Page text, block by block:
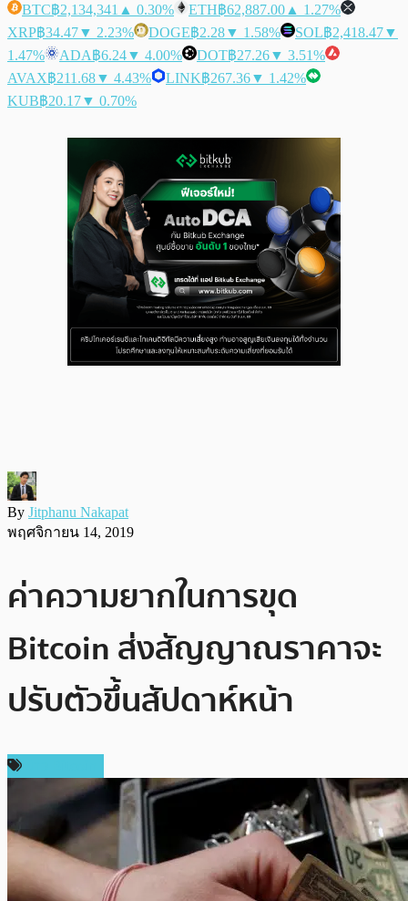
BTC฿2,134,341 ▲ 0.30% ETH฿62,887.00 ▲ 1.27%
XRP฿34.47▼ 2.23% DOGE฿2.28▼ 1.58% SOL฿2,418.47▼
1.47%
ADA฿6.24▼ 4.00% DOT฿27.26▼ 3.51%
AVAX฿211.68▼ 4.43% LINK฿267.36▼ 1.42%
KUB฿20.17▼ 0.70%
By Jitphanu Nakapat
พฤศจิกายน 14, 2019
ค่าความยากในการขุด
Bitcoin ส่งสัญญาณราคาจะ
ปรับตัวขึ้นสัปดาห์หน้า